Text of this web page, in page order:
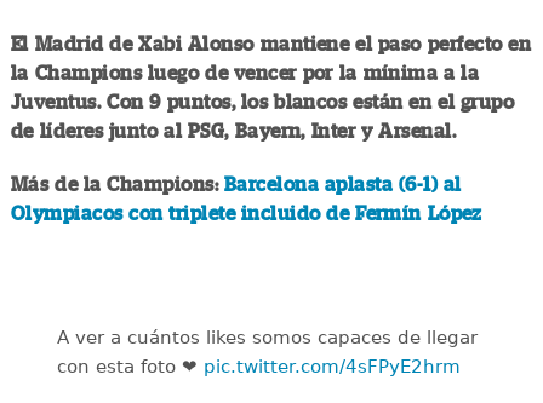
El Madrid de Xabi Alonso mantiene el paso perfecto en
la Champions luego de vencer por la mínima a la
Juventus. Con 9 puntos, los blancos están en el grupo
de líderes junto al PSG, Bayern, Inter y Arsenal.
Más de la Champions: Barcelona aplasta (6-1) al
Olympiacos con triplete incluido de Fermín López
A ver a cuántos likes somos capaces de llegar
con esta foto ❤️ pic.twitter.com/4sFPyE2hrm